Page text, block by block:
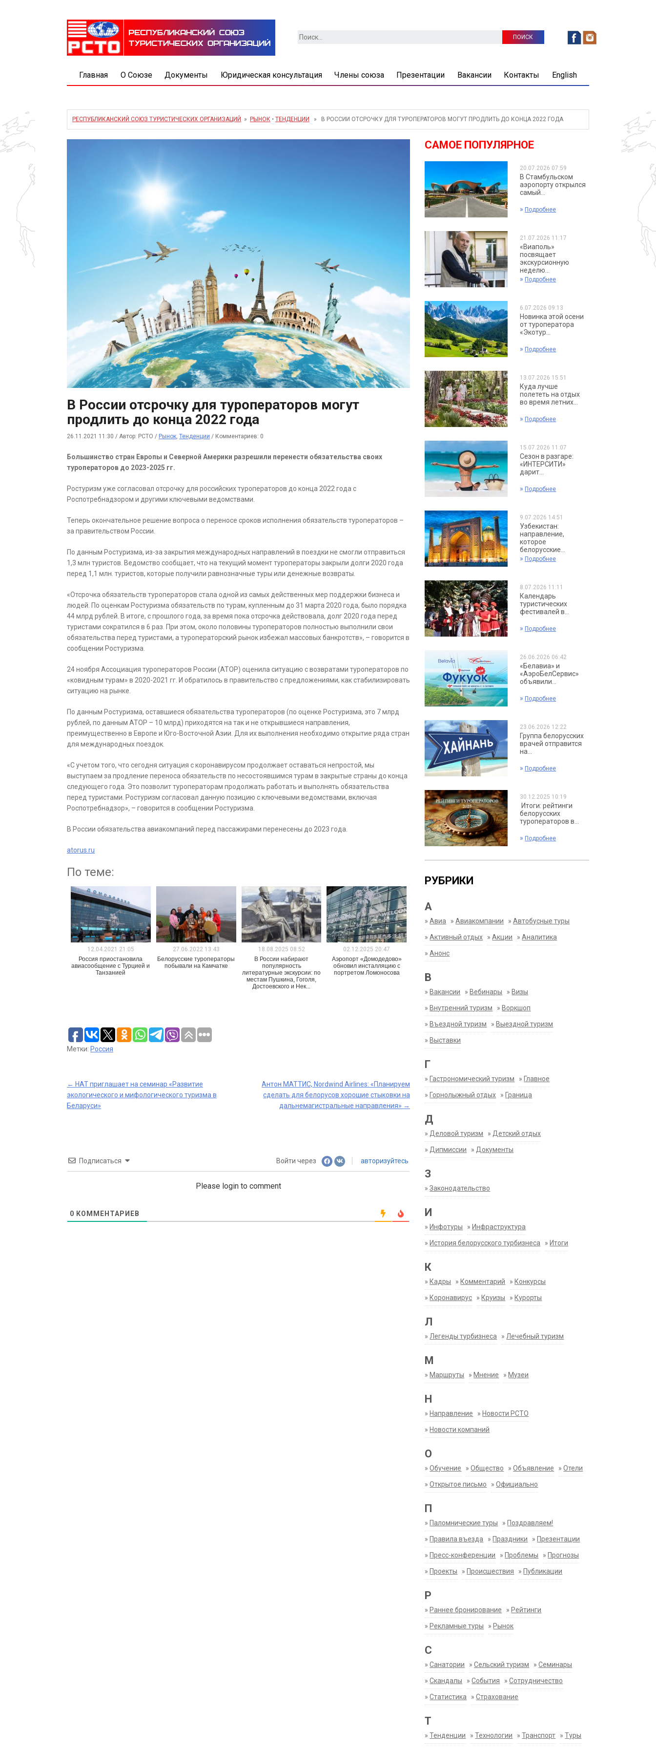
Найти:
Главная О Союзе Документы Юридическая консультация Члены союза Презентации Вакансии Контакты English
РЕСПУБЛИКАНСКИЙ СОЮЗ ТУРИСТИЧЕСКИХ ОРГАНИЗАЦИЙ » РЫНОК • ТЕНДЕНЦИИ » В РОССИИ ОТСРОЧКУ ДЛЯ ТУРОПЕРАТОРОВ МОГУТ ПРОДЛИТЬ ДО КОНЦА 2022 ГОДА
В России отсрочку для туроператоров могут
продлить до конца 2022 года
26.11.2021 11:30 / Автор: РСТО / Рынок, Тенденции / Комментариев: 0
Большинство стран Европы и Северной Америки разрешили перенести обязательства своих
туроператоров до 2023-2025 гг.
Ростуризм уже согласовал отсрочку для российских туроператоров до конца 2022 года с
Роспотребнадзором и другими ключевыми ведомствами.
Теперь окончательное решение вопроса о переносе сроков исполнения обязательств туроператоров –
за правительством России.
По данным Ростуризма, из-за закрытия международных направлений в поездки не смогли отправиться
1,3 млн туристов. Ведомство сообщает, что на текущий момент туроператоры закрыли долги 2020 года
перед 1,1 млн. туристов, которые получили равнозначные туры или денежные возвраты.
«Отсрочка обязательств туроператоров стала одной из самых действенных мер поддержки бизнеса и
людей. По оценкам Ростуризма обязательств по турам, купленным до 31 марта 2020 года, было порядка
44 млрд рублей. В итоге, с прошлого года, за время пока отсрочка действовала, долг 2020 года перед
туристами сократился в 6 раз. При этом, около половины туроператоров полностью выполнили свои
обязательства перед туристами, а туроператорский рынок избежал массовых банкротств», – говорится в
сообщении Ростуризма.
24 ноября Ассоциация туроператоров России (АТОР) оценила ситуацию с возвратами туроператоров по
«ковидным турам» в 2020-2021 гг. И обратилось в правительство с предложениями, как стабилизировать
ситуацию на рынке.
По данным Ростуризма, оставшиеся обязательства туроператоров (по оценке Ростуризма, это 7 млрд
рублей, по данным АТОР – 10 млрд) приходятся на так и не открывшиеся направления,
преимущественно в Европе и Юго-Восточной Азии. Для их выполнения необходимо открытие ряда стран
для международных поездок.
«С учетом того, что сегодня ситуация с коронавирусом продолжает оставаться непростой, мы
выступаем за продление переноса обязательств по несостоявшимся турам в закрытые страны до конца
следующего года. Это позволит туроператорам продолжать работать и выполнять обязательства
перед туристами. Ростуризм согласовал данную позицию с ключевыми ведомствами, включая
Роспотребнадзор», – говорится в сообщении Ростуризма.
В России обязательства авиакомпаний перед пассажирами перенесены до 2023 года.
atorus.ru
По теме:
12.04.2021 21:05
Россия приостановила
авиасообщение с Турцией и
Танзанией
27.06.2022 13:43
Белорусские туроператоры
побывали на Камчатке
18.08.2025 08:52
В России набирают
популярность
литературные экскурсии: по
местам Пушкина, Гоголя,
Достоевского и Нек...
02.12.2025 20:47
Аэропорт «Домодедово»
обновил инсталляцию с
портретом Ломоносова
Метки: Россия
Post
navigation
← НАТ приглашает на семинар «Развитие
экологического и мифологического туризма в
Беларуси»
Антон МАТТИС, Nordwind Airlines: «Планируем
сделать для белорусов хорошие стыковки на
дальнемагистральные направления» →
Подписаться Войти через авторизуйтесь
Please login to comment
0 КОММЕНТАРИЕВ
САМОЕ ПОПУЛЯРНОЕ
20.07.2026 07:59
В Стамбульском
аэропорту открылся
самый...
» Подробнее
21.07.2026 11:17
«Виаполь»
посвящает
экскурсионную
неделю...
» Подробнее
6.07.2026 09:13
Новинка этой осени
от туроператора
«Экотур...
» Подробнее
13.07.2026 15:51
Куда лучше
полететь на отдых
во время летних...
» Подробнее
15.07.2026 11:07
Сезон в разгаре:
«ИНТЕРСИТИ»
дарит...
» Подробнее
9.07.2026 14:51
Узбекистан:
направление,
которое
белорусские...
» Подробнее
8.07.2026 11:11
Календарь
туристических
фестивалей в...
» Подробнее
26.06.2026 06:42
«Белавиа» и
«АэроБелСервис»
объявили...
» Подробнее
23.06.2026 12:22
Группа белорусских
врачей отправится
на...
» Подробнее
30.12.2025 10:19
Итоги: рейтинги
белорусских
туроператоров в...
» Подробнее
РУБРИКИ
А
»Авиа »Авиакомпании »Автобусные туры
»Активный отдых »Акции »Аналитика
»Анонс
В
» Вакансии » Вебинары » Визы
» Внутренний туризм » Воркшоп
» Въездной туризм » Выездной туризм
» Выставки
Г
» Гастрономический туризм » Главное
» Горнолыжный отдых » Граница
Д
» Деловой туризм » Детский отдых
» Дипмиссии » Документы
З
»Законодательство
И
» Инфотуры » Инфраструктура
» История белорусского турбизнеса » Итоги
К
» Кадры » Комментарий » Конкурсы
» Коронавирус » Круизы » Курорты
Л
» Легенды турбизнеса » Лечебный туризм
М
» Маршруты » Мнение » Музеи
Н
» Направление » Новости РСТО
» Новости компаний
О
»Обучение »Общество »Объявление »Отели
»Открытое письмо »Официально
П
» Паломнические туры » Поздравляем!
» Правила въезда » Праздники » Презентации
» Пресс-конференции » Проблемы » Прогнозы
» Проекты » Происшествия » Публикации
Р
» Раннее бронирование » Рейтинги
» Рекламные туры » Рынок
С
»Санатории »Сельский туризм »Семинары
»Скандалы »События »Сотрудничество
»Статистика »Страхование
Т
»Тенденции »Технологии »Транспорт »Туры